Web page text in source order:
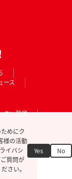
ース
タン登録
めにク
様の活動
イバシ
質問が
さい。
Yes No